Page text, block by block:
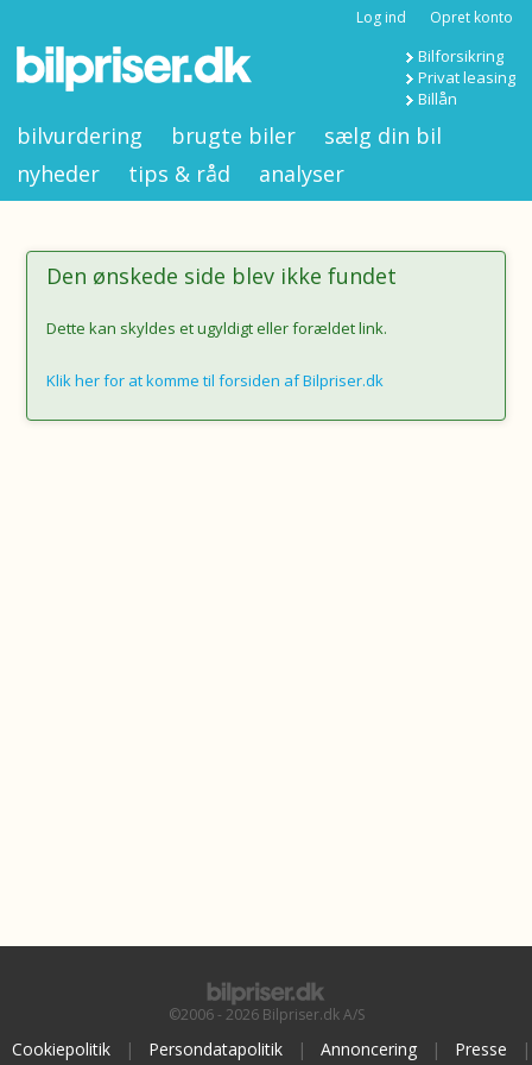
Log ind Opret konto
Bilforsikring
Privat leasing
Billån
bilvurdering brugte biler
sælg din bil
nyheder
tips & råd analyser
Den ønskede side blev ikke fundet
Dette kan skyldes et ugyldigt eller forældet link.
Klik her for at komme til forsiden af Bilpriser.dk
©2006 - 2026 Bilpriser.dk A/S
Cookiepolitik | Persondatapolitik | Annoncering | Presse
|